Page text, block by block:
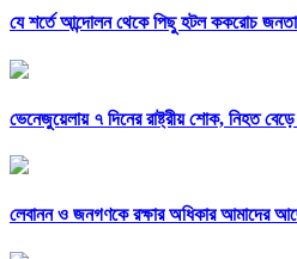
যে শর্তে আন্দোলন থেকে পিছু হটল ককরোচ জনতা
ভেনেজুয়েলায় ৭ দিনের রাষ্ট্রীয় শোক, নিহত
লেবানন ও জনগণকে রক্ষার অধিকার আমাদের